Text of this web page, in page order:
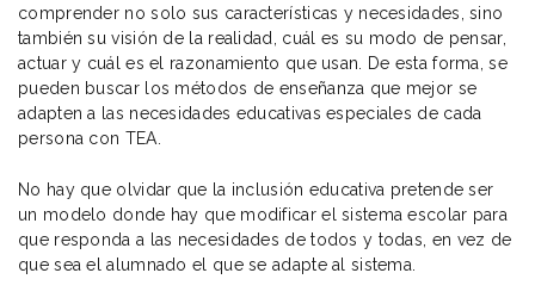
comprender no solo sus características y necesidades, sino
también su visión de la realidad, cuál es su modo de pensar,
actuar y cuál es el razonamiento que usan. De esta forma, se
pueden buscar los métodos de enseñanza que mejor se
adapten a las necesidades educativas especiales de cada
persona con TEA.
No hay que olvidar que la inclusión educativa pretende ser
un modelo donde hay que modificar el sistema escolar para
que responda a las necesidades de todos y todas, en vez de
que sea el alumnado el que se adapte al sistema.